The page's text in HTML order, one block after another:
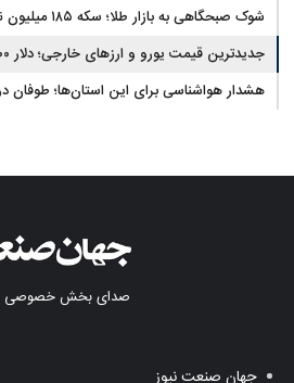
شوک صبحگاهی به بازار طلا؛ سکه ۱۸۵ میلیون تومان شد!
جدیدترین قیمت یورو و ارزهای خارجی؛ دلار ۱۸۵۹۰۰ تومان
هشدار هواشناسی برای این استان‌ها؛ طوفان
صدای بخش خصوصی